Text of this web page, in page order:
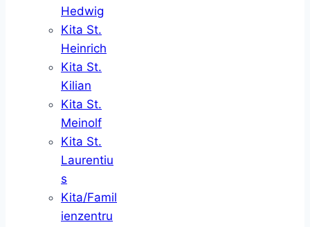
Hedwig
Kita St.
Heinrich
Kita St.
Kilian
Kita St.
Meinolf
Kita St.
Laurentiu
s
Kita/Famil
ienzentru